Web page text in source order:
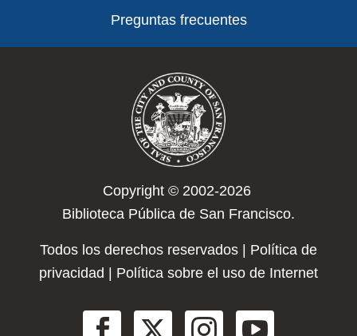
Preguntas frecuentes
Copyright © 2002-2026
Biblioteca Pública de San Francisco.
Todos los derechos reservados | Política de
privacidad
Política sobre el uso de Internet